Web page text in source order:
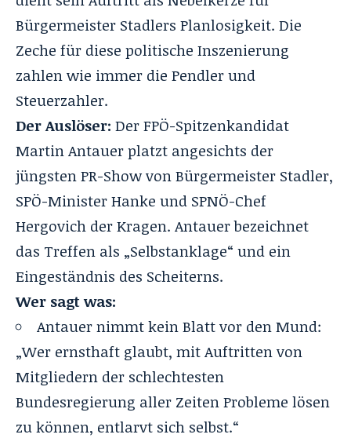
Bürgermeister Stadlers Planlosigkeit. Die
Zeche für diese politische Inszenierung
zahlen wie immer die Pendler und
Steuerzahler.
Der Auslöser: DerFPÖ-Spitzenkandidat
Martin Antauerplatzt angesichts der
jüngsten PR-Show von Bürgermeister Stadler,
SPÖ-Minister Hanke und SPNÖ-Chef
Hergovich der Kragen. Antauer bezeichnet
das Treffen als „Selbstanklage“ und ein
Eingeständnis des Scheiterns.
Wer sagt was:
Antauer nimmt kein Blatt vor den Mund:
„Wer ernsthaft glaubt, mit Auftritten von
Mitgliedern der schlechtesten
Bundesregierung aller Zeiten Probleme lösen
zu können, entlarvt sich selbst.“